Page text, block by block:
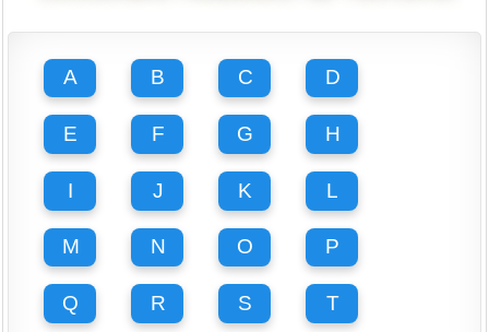
A B C D
E F G H
I J K L
M N O P
Q R S T